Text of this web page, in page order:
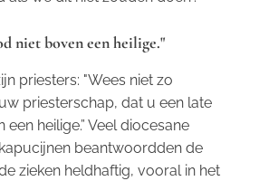
niet boven een heilige."
priesters: "Wees niet zo
priesterschap, dat u een late
heilige.” Veel diocesane
beantwoordden de
zieken heldhaftig, vooral in het